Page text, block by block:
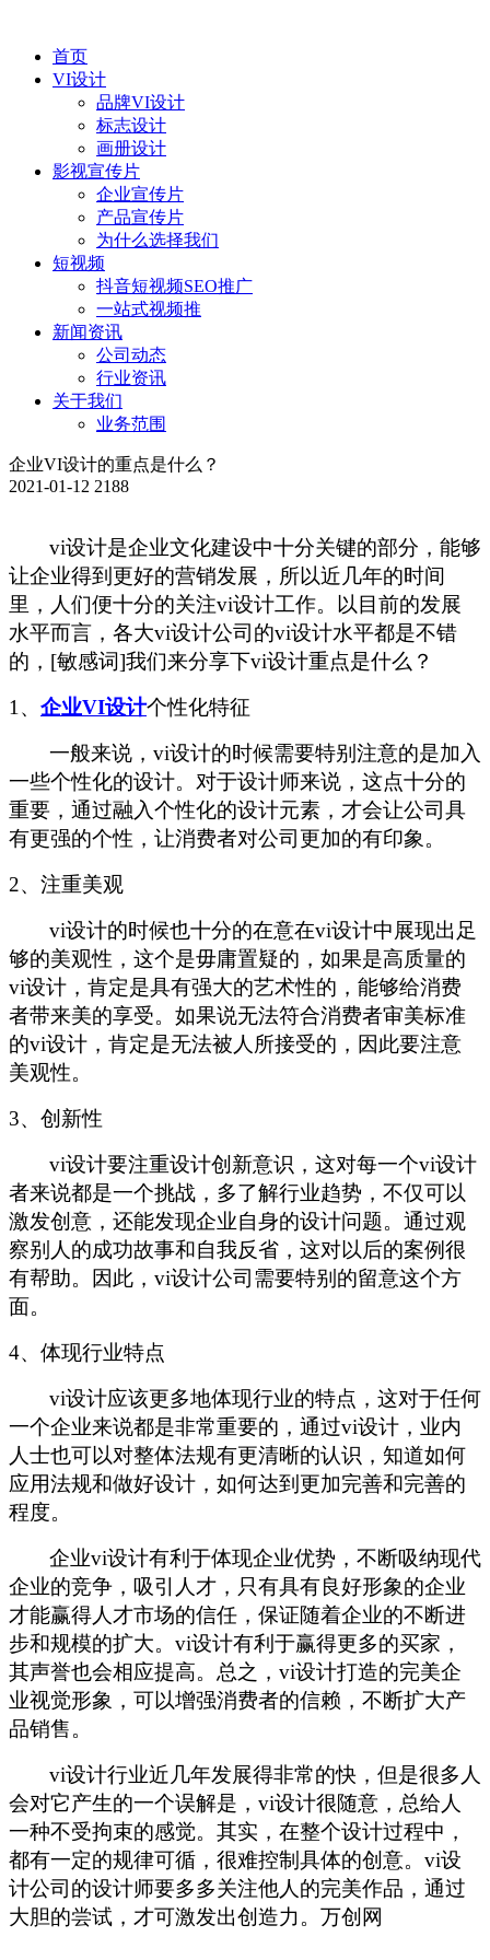
首页
VI设计
品牌VI设计
标志设计
画册设计
影视宣传片
企业宣传片
产品宣传片
为什么选择我们
短视频
抖音短视频SEO推广
一站式视频推
新闻资讯
公司动态
行业资讯
关于我们
业务范围
企业VI设计的重点是什么？
2021-01-12 2188
vi设计是企业文化建设中十分关键的部分，能够
让企业得到更好的营销发展，所以近几年的时间
里，人们便十分的关注vi设计工作。以目前的发展
水平而言，各大vi设计公司的vi设计水平都是不错
的，[敏感词]我们来分享下vi设计重点是什么？
1、 企业VI设计个性化特征
一般来说， vi设计的时候需要特别注意的是加入
一些个性化的设计。对于设计师来说，这点十分的
重要，通过融入个性化的设计元素，才会让公司具
有更强的个性，让消费者对公司更加的有印象。
2、注重美观
vi设计的时候也十分的在意在vi设计中展现出足
够的美观性，这个是毋庸置疑的，如果是高质量的
vi设计，肯定是具有强大的艺术性的，能够给消费
者带来美的享受。如果说无法符合消费者审美标准
的vi设计，肯定是无法被人所接受的，因此要注意
美观性。
3、创新性
vi设计要注重设计创新意识，这对每一个vi设计
者来说都是一个挑战，多了解行业趋势，不仅可以
激发创意，还能发现企业自身的设计问题。通过观
察别人的成功故事和自我反省，这对以后的案例很
有帮助。因此，vi设计公司需要特别的留意这个方
面。
4、体现行业特点
vi设计应该更多地体现行业的特点，这对于任何
一个企业来说都是非常重要的，通过vi设计，业内
人士也可以对整体法规有更清晰的认识，知道如何
应用法规和做好设计，如何达到更加完善和完善的
程度。
企业vi设计有利于体现企业优势，不断吸纳现代
企业的竞争，吸引人才，只有具有良好形象的企业
才能赢得人才市场的信任，保证随着企业的不断进
步和规模的扩大。vi设计有利于赢得更多的买家，
其声誉也会相应提高。总之，vi设计打造的完美企
业视觉形象，可以增强消费者的信赖，不断扩大产
品销售。
vi设计行业近几年发展得非常的快，但是很多人
会对它产生的一个误解是，vi设计很随意，总给人
一种不受拘束的感觉。其实，在整个设计过程中，
都有一定的规律可循，很难控制具体的创意。vi设
计公司的设计师要多多关注他人的完美作品，通过
大胆的尝试，才可激发出创造力。 万创网